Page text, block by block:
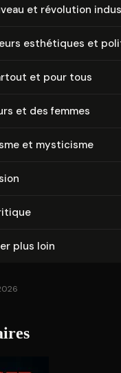
et révolution
esthétiques et
et pour tous
et des femmes
et mysticisme
plus loin